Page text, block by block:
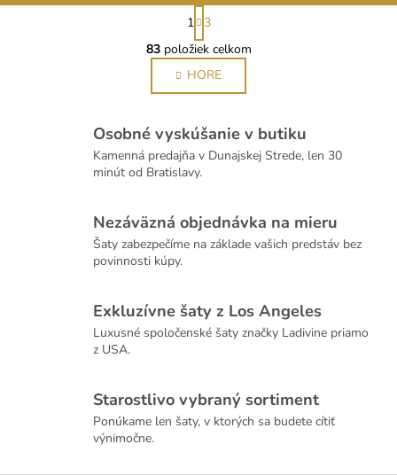
O
v
l
á
a
c
i
p
r
v
v
ý
u
S
t
r
á
n
k
v
a
n
i
1
3
83položiek celkom
HORE
Osobné vyskúšanie v butiku
Kamenná predajňa v Dunajskej Strede, len 30
minút od Bratislavy.
Nezáväzná objednávka na mieru
Šaty zabezpečíme na základe vašich predstáv bez
povinnosti kúpy.
Exkluzívne šaty z Los Angeles
Luxusné spoločenské šaty značky Ladivine priamo
z USA.
Starostlivo vybraný sortiment
Ponúkame len šaty, v ktorých sa budete cítiť
výnimočne.